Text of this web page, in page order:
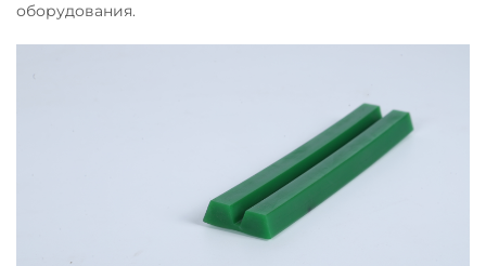
оборудования.